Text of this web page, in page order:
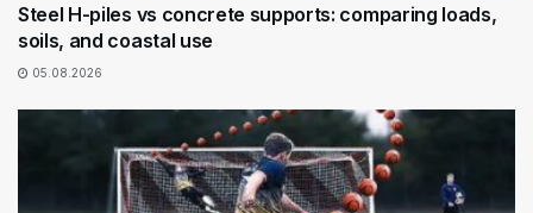
Steel H-piles vs concrete supports: comparing loads,
soils, and coastal use
05.08.2026